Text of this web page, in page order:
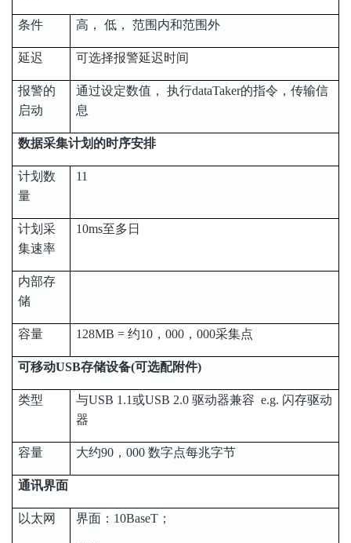
条件 高， 低， 范围内和范围外
延迟 可选择报警延迟时间
报警的
启动
通过设定数值， 执行dataTaker的指令，传输信
息
数据采集计划的时序安排
计划数
量
11
计划采
集速率
10ms至多日
内部存
储
容量 128MB = 约10，000，000采集点
可移动USB存储设备(可选配附件)
类型
与USB 1.1或USB 2.0 驱动器兼容 e.g. 闪存驱动
器
容量 大约90，000 数字点每兆字节
通讯界面
以太网 界面：10BaseT；